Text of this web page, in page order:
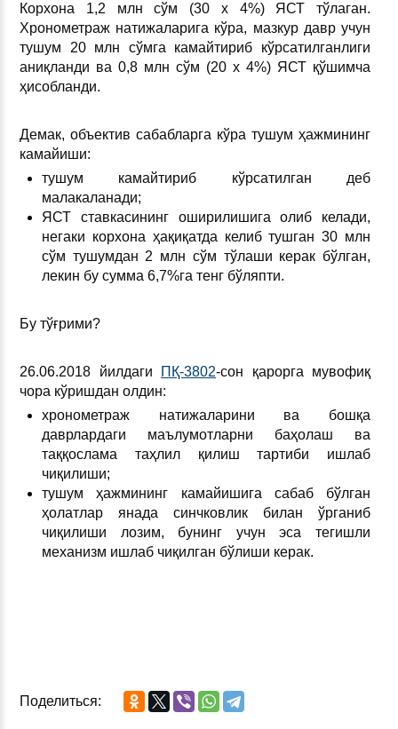
Корхона 1,2 млн сўм (30 х 4%) ЯСТ тўлаган.
Хронометраж натижаларига кўра, мазкур давр учун
тушум 20 млн сўмга камайтириб кўрсатилганлиги
аниқланди ва 0,8 млн сўм (20 х 4%) ЯСТ қўшимча
ҳисобланди.
Демак, объектив сабабларга кўра тушум ҳажмининг
камайиши:
тушум камайтириб кўрсатилган деб
малакаланади;
ЯСТ ставкасининг оширилишига олиб келади,
негаки корхона ҳақиқатда келиб тушган 30 млн
сўм тушумдан 2 млн сўм тўлаши керак бўлган,
лекин бу сумма 6,7%га тенг бўляпти.
Бу тўғрими?
26.06.2018 йилдаги ПҚ-3802-сон қарорга мувофиқ
чора кўришдан олдин:
хронометраж натижаларини ва бошқа
даврлардаги маълумотларни баҳолаш ва
таққослама таҳлил қилиш тартиби ишлаб
чиқилиши;
тушум ҳажмининг камайишига сабаб бўлган
ҳолатлар янада синчковлик билан ўрганиб
чиқилиши лозим, бунинг учун эса тегишли
механизм ишлаб чиқилган бўлиши керак.
Поделиться: